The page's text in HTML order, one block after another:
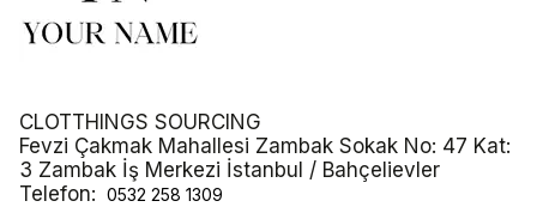
CLOTTHINGS SOURCING
Fevzi Çakmak Mahallesi Zambak Sokak No: 47 Kat:
3 Zambak İş Merkezi İstanbul / Bahçelievler
Telefon: 0532 258 1309